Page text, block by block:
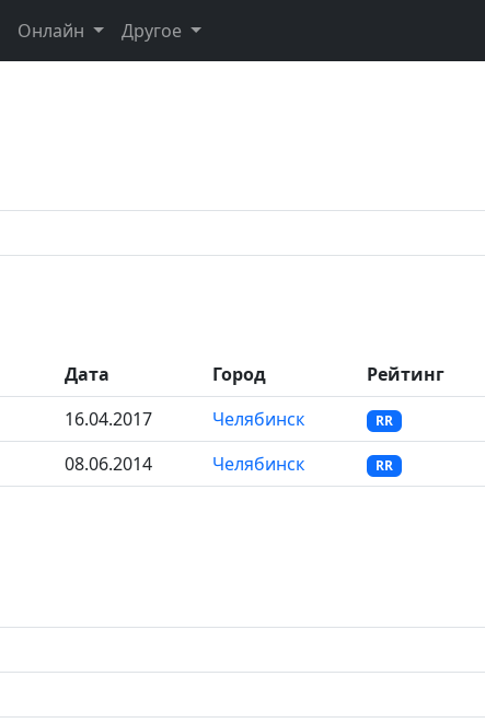
Онлайн Другое
Дата Город Рейтинг
16.04.2017 Челябинск RR
08.06.2014 Челябинск RR